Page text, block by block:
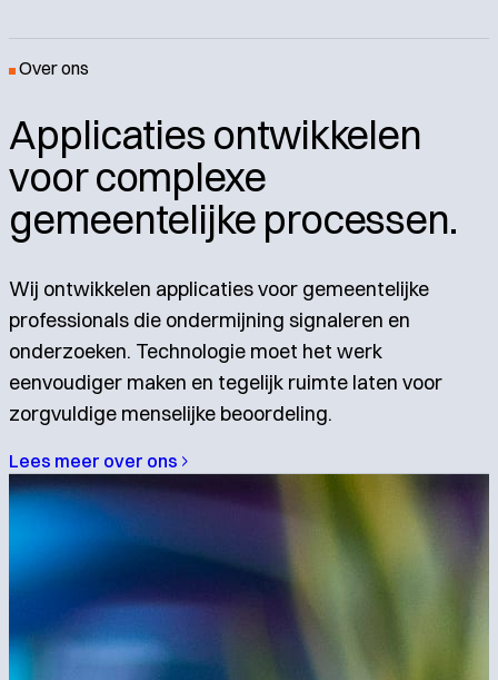
Over ons
Applicaties ontwikkelen
voor complexe
gemeentelijke processen.
Wij ontwikkelen applicaties voor gemeentelijke
professionals die ondermijning signaleren en
onderzoeken. Technologie moet het werk
eenvoudiger maken en tegelijk ruimte laten voor
zorgvuldige menselijke beoordeling.
Lees meer over ons